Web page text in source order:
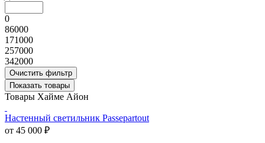
0
86000
171000
257000
342000
Очистить фильтр
Показать товары
Товары Хайме Айон
Настенный светильник Passepartout
от 45 000 ₽